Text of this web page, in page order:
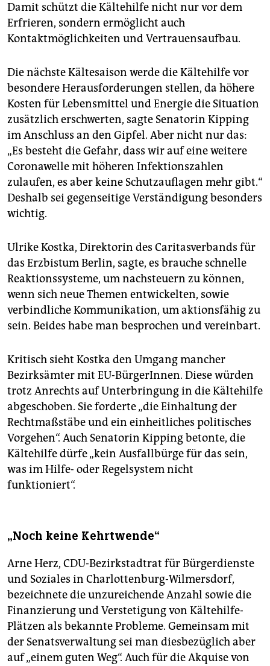
Damit schützt die Kältehilfe nicht nur vor dem
Erfrieren, sondern ermöglicht auch
Kontaktmöglichkeiten und Vertrauensaufbau.
Die nächste Kältesaison werde die Kältehilfe vor
besondere Herausforderungen stellen, da höhere
Kosten für Lebensmittel und Energie die Situation
zusätzlich erschwerten, sagte Senatorin Kipping
im Anschluss an den Gipfel. Aber nicht nur das:
„Es besteht die Gefahr, dass wir auf eine weitere
Coronawelle mit höheren Infektionszahlen
zulaufen, es aber keine Schutzauflagen mehr gibt.“
Deshalb sei gegenseitige Verständigung besonders
wichtig.
Ulrike Kostka, Direktorin des Caritasverbands für
das Erzbistum Berlin, sagte, es brauche schnelle
Reaktionssysteme, um nachsteuern zu können,
wenn sich neue Themen entwickelten, sowie
verbindliche Kommunikation, um aktionsfähig zu
sein. Beides habe man besprochen und vereinbart.
Kritisch sieht Kostka den Umgang mancher
Bezirksämter mit EU-BürgerInnen. Diese würden
trotz Anrechts auf Unterbringung in die Kältehilfe
abgeschoben. Sie forderte „die Einhaltung der
Rechtmaßstäbe und ein einheitliches politisches
Vorgehen“. Auch Senatorin Kipping betonte, die
Kältehilfe dürfe „kein Ausfallbürge für das sein,
was im Hilfe- oder Regelsystem nicht
funktioniert“.
„Noch keine Kehrtwende“
Arne Herz, CDU-Bezirkstadtrat für Bürgerdienste
und Soziales in Charlottenburg-Wilmersdorf,
bezeichnete die unzureichende Anzahl sowie die
Finanzierung und Verstetigung von Kältehilfe-
Plätzen als bekannte Probleme. Gemeinsam mit
der Senatsverwaltung sei man diesbezüglich aber
auf „einem guten Weg“. Auch für die Akquise von